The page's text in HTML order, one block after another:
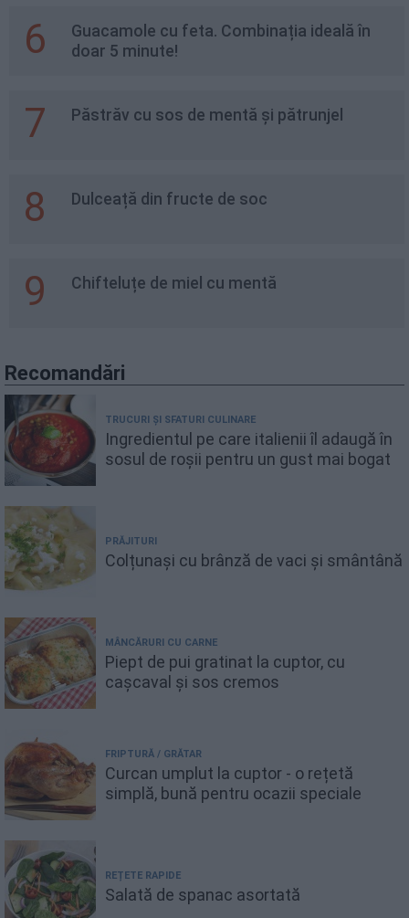
6
Guacamole cu feta. Combinația ideală în
doar 5 minute!
7 Păstrăv cu sos de mentă și pătrunjel
8 Dulceață din fructe de soc
9 Chifteluțe de miel cu mentă
Recomandări
TRUCURI ȘI SFATURI CULINARE
Ingredientul pe care italienii îl adaugă în
sosul de roșii pentru un gust mai bogat
PRĂJITURI
Colțunași cu brânză de vaci și smântână
MÂNCĂRURI CU CARNE
Piept de pui gratinat la cuptor, cu
cașcaval și sos cremos
FRIPTURĂ / GRĂTAR
Curcan umplut la cuptor - o rețetă
simplă, bună pentru ocazii speciale
REȚETE RAPIDE
Salată de spanac asortată